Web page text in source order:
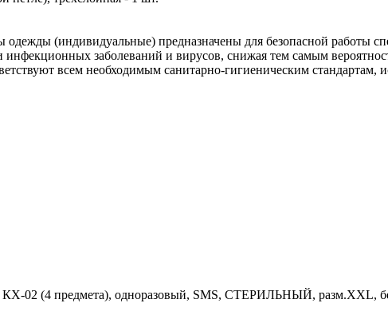
(индивидуальные) предназначены для безопасной работы
инфекционных заболеваний и вирусов, снижая тем самым
всем необходимым санитарно-гигиеническим стандартам,
КХ-02 (4 предмета), одноразовый, SMS, СТЕРИЛЬНЫЙ, разм.XXL,